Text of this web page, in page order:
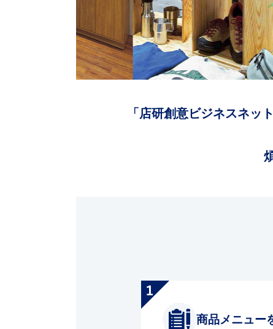
「店研創意ビジネスネッ
商品メニュー